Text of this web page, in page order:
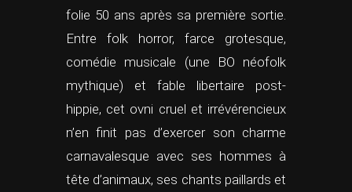
folie 50 ans après sa première sortie.
Entre folk horror, farce grotesque,
comédie musicale (une BO néofolk
mythique) et fable libertaire post-
hippie, cet ovni cruel et irrévérencieux
n’en finit pas d’exercer son charme
carnavalesque avec ses hommes à
tête d’animaux, ses chants paillards et